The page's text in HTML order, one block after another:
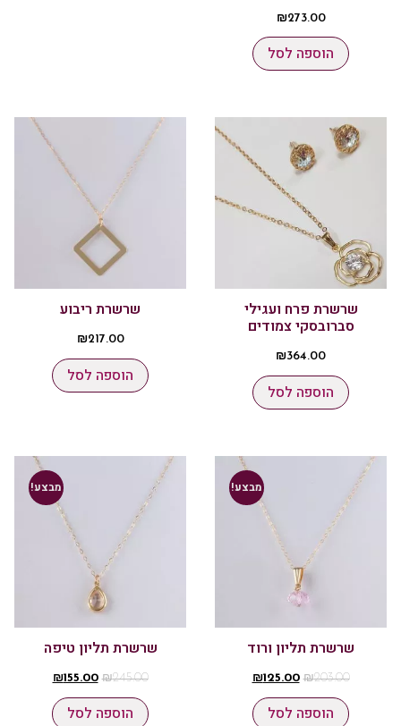
₪273.00
הוספה לסל
שרשרת פרח ועגילי
סברובסקי צמודים
₪364.00
הוספה לסל
שרשרת ריבוע
₪217.00
הוספה לסל
מבצע!
שרשרת תליון ורוד
₪203.00
₪125.00
הוספה לסל
מבצע!
שרשרת תליון טיפה
₪245.00
₪155.00
הוספה לסל